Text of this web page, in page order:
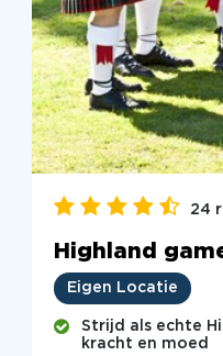
24
Highland
Eigen Locatie
Strijd als echte
kracht en moed